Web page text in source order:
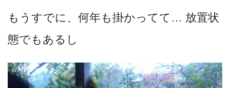
もうすでに、何年も掛かってて… 放置状
態でもあるし